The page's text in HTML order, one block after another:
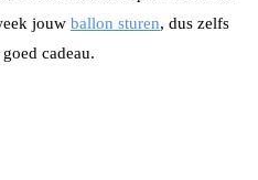
jouw ballon sturen, dus zelfs
cadeau.